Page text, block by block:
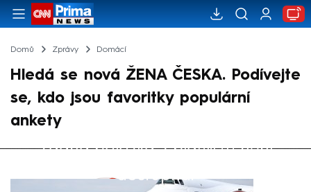
Domů Zprávy Domácí
Hledá se nová ŽENA ČESKA. Podívejte
se, kdo jsou favoritky populární
ankety
Žádná položka z playlistu není
dostupná.